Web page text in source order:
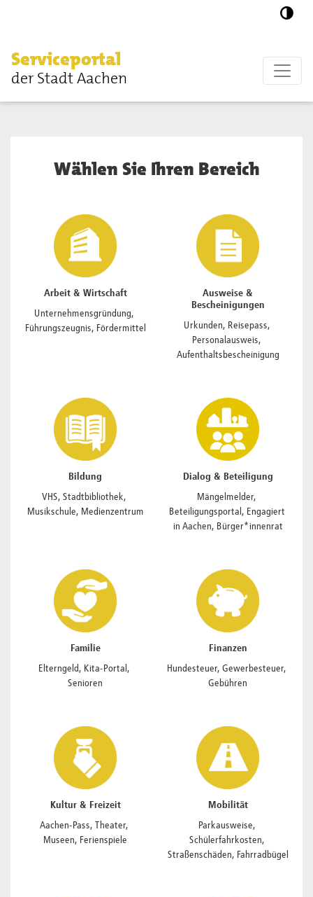
Serviceportal
der Stadt Aachen
Wählen Sie Ihren Bereich
Arbeit & Wirtschaft
Unternehmensgründung,
Führungszeugnis, Fördermittel
Ausweise &
Bescheinigungen
Urkunden, Reisepass,
Personalausweis,
Aufenthaltsbescheinigung
Bildung
VHS, Stadtbibliothek,
Musikschule, Medienzentrum
Dialog & Beteiligung
Mängelmelder,
Beteiligungsportal, Engagiert
in Aachen, Bürger*innenrat
Familie
Elterngeld, Kita-Portal,
Senioren
Finanzen
Hundesteuer, Gewerbesteuer,
Gebühren
Kultur & Freizeit
Aachen-Pass, Theater,
Museen, Ferienspiele
Mobilität
Parkausweise,
Schülerfahrkosten,
Straßenschäden, Fahrradbügel